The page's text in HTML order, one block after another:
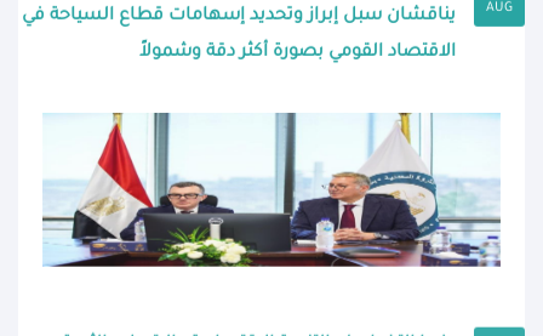
AUG
يناقشان سبل إبراز وتحديد إسهامات قطاع السياحة في
الاقتصاد القومي بصورة أكثر دقة وشمولاً